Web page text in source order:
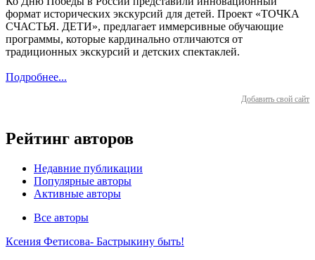
формат исторических экскурсий для детей. Проект «ТОЧКА
СЧАСТЬЯ. ДЕТИ», предлагает иммерсивные обучающие
программы, которые кардинально отличаются от
традиционных экскурсий и детских спектаклей.
Подробнее...
Добавить свой сайт
Рейтинг авторов
Недавние публикации
Популярные авторы
Активные авторы
Все авторы
Ксения Фетисова- Бастрыкину быть!